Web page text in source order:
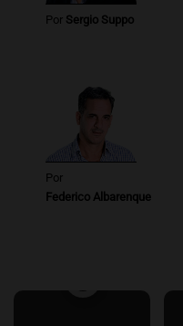
Por Sergio Suppo
Por
Federico Albarenque